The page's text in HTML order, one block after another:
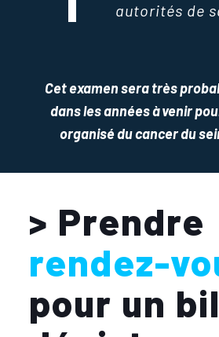
autorités de
Cet examen sera très
dans les années à venir
organisé du cancer du
> Prendre
rendez-
pour un